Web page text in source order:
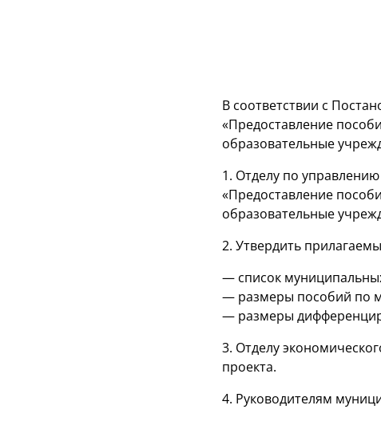
В соответствии с
«Предоставление
образовательные
1. Отделу по
«Предоставление
образовательные
2. Утвердить
— список
— размеры пособий по
— размеры
3. Отделу
проекта.
4. Руководителям